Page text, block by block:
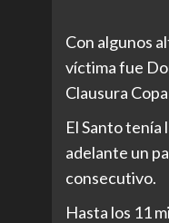
Con algunos
víctima fue
Clausura
El Santo tenía
adelante un
consecutivo.
Hasta los 11